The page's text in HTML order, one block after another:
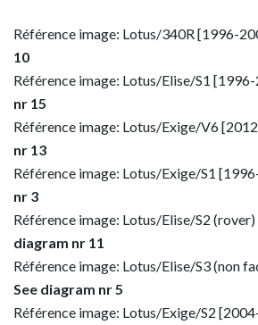
Référence image: Lotus/340R [1996-
10
Référence image: Lotus/Elise/S1
nr 15
Référence image: Lotus/Exige/V6
nr 13
Référence image: Lotus/Exige/S1
nr 3
Référence image: Lotus/Elise/S2
diagram nr 11
Référence image: Lotus/Elise/S3 (non
See diagram nr 5
Référence image: Lotus/Exige/S2